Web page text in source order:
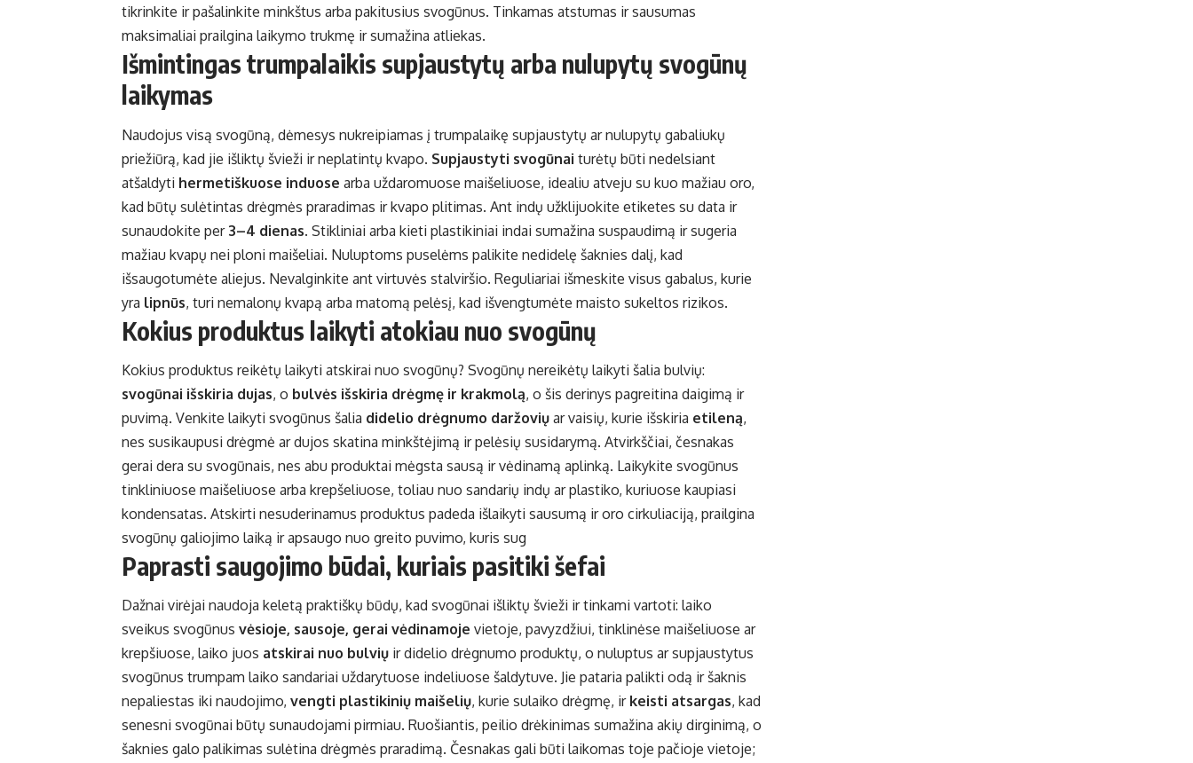
tikrinkite ir pašalinkite minkštus arba pakitusius svogūnus. Tinkamas atstumas ir sausumas
maksimaliai prailgina laikymo trukmę ir sumažina atliekas.
Išmintingas trumpalaikis supjaustytų arba nulupytų svogūnų
laikymas
Naudojus visą svogūną, dėmesys nukreipiamas į trumpalaikę supjaustytų ar nulupytų gabaliukų
priežiūrą, kad jie išliktų švieži ir neplatintų kvapo. Supjaustyti svogūnai turėtų būti nedelsiant
atšaldyti hermetiškuose induose arba uždaromuose maišeliuose, idealiu atveju su kuo mažiau oro,
kad būtų sulėtintas drėgmės praradimas ir kvapo plitimas. Ant indų užklijuokite etiketes su data ir
sunaudokite per 3–4 dienas. Stikliniai arba kieti plastikiniai indai sumažina suspaudimą ir sugeria
mažiau kvapų nei ploni maišeliai. Nuluptoms puselėms palikite nedidelę šaknies dalį, kad
išsaugotumėte aliejus. Nevalginkite ant virtuvės stalviršio. Reguliariai išmeskite visus gabalus, kurie
yra lipnūs, turi nemalonų kvapą arba matomą pelėsį, kad išvengtumėte maisto sukeltos rizikos.
Kokius produktus laikyti atokiau nuo svogūnų
Kokius produktus reikėtų laikyti atskirai nuo svogūnų? Svogūnų nereikėtų laikyti šalia bulvių:
svogūnai išskiria dujas, o bulvės išskiria drėgmę ir krakmolą, o šis derinys pagreitina daigimą ir
puvimą. Venkite laikyti svogūnus šalia didelio drėgnumo daržovių ar vaisių, kurie išskiria etileną,
nes susikaupusi drėgmė ar dujos skatina minkštėjimą ir pelėsių susidarymą. Atvirkščiai, česnakas
gerai dera su svogūnais, nes abu produktai mėgsta sausą ir vėdinamą aplinką. Laikykite svogūnus
tinkliniuose maišeliuose arba krepšeliuose, toliau nuo sandarių indų ar plastiko, kuriuose kaupiasi
kondensatas. Atskirti nesuderinamus produktus padeda išlaikyti sausumą ir oro cirkuliaciją, prailgina
svogūnų galiojimo laiką ir apsaugo nuo greito puvimo, kuris sug
Paprasti saugojimo būdai, kuriais pasitiki šefai
Dažnai virėjai naudoja keletą praktiškų būdų, kad svogūnai išliktų švieži ir tinkami vartoti: laiko
sveikus svogūnus vėsioje, sausoje, gerai vėdinamoje vietoje, pavyzdžiui, tinklinėse maišeliuose ar
krepšiuose, laiko juos atskirai nuo bulvių ir didelio drėgnumo produktų, o nuluptus ar supjaustytus
svogūnus trumpam laiko sandariai uždarytuose indeliuose šaldytuve. Jie pataria palikti odą ir šaknis
nepaliestas iki naudojimo, vengti plastikinių maišelių, kurie sulaiko drėgmę, ir keisti atsargas, kad
senesni svogūnai būtų sunaudojami pirmiau. Ruošiantis, peilio drėkinimas sumažina akių dirginimą, o
šaknies galo palikimas sulėtina drėgmės praradimą. Česnakas gali būti laikomas toje pačioje vietoje;